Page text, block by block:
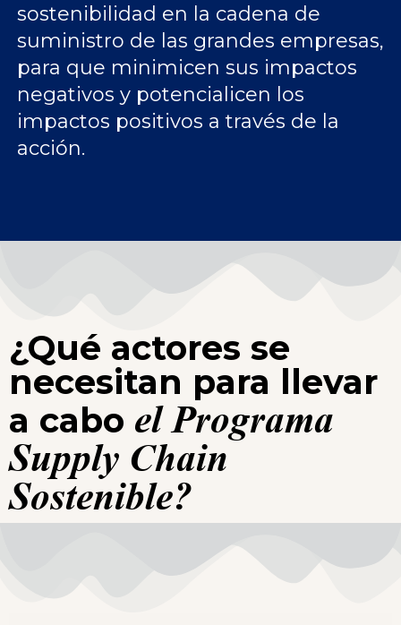
sostenibilidad en la cadena de
suministro de las grandes empresas,
para que minimicen sus impactos
negativos y potencialicen los
impactos positivos a través de la
acción.
¿Qué actores se
necesitan para llevar
a cabo el Programa
Supply Chain
Sostenible?